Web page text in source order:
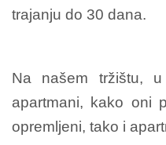
trajanju do 30 dana.
Na našem tržištu,
apartmani, kako oni
opremljeni, tako i